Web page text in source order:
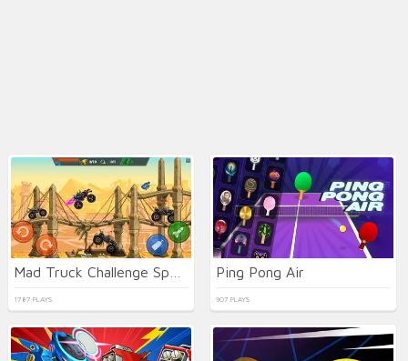
1787 PLAYS
Ping Pong Air
907 PLAYS